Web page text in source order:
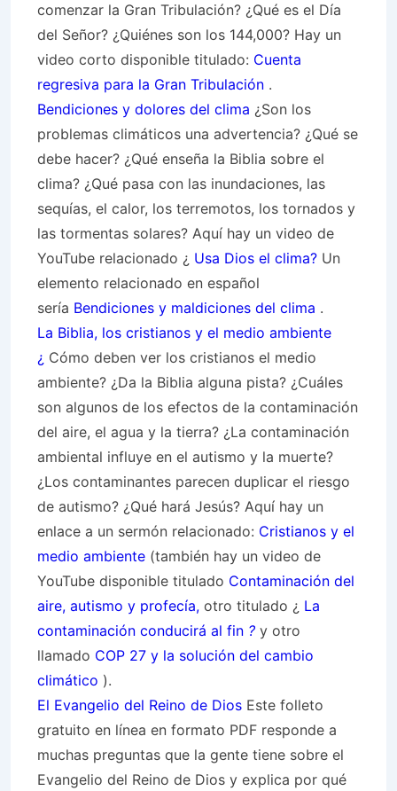
comenzar la Gran Tribulación? ¿Qué es el Día
del Señor? ¿Quiénes son los 144,000? Hay un
video corto disponible titulado: Cuenta
regresiva para la Gran Tribulación .
Bendiciones y dolores del clima ¿Son los
problemas climáticos una advertencia? ¿Qué se
debe hacer? ¿Qué enseña la Biblia sobre el
clima? ¿Qué pasa con las inundaciones, las
sequías, el calor, los terremotos, los tornados y
las tormentas solares? Aquí hay un video de
YouTube relacionado ¿ Usa Dios el clima? Un
elemento relacionado en español
sería Bendiciones y maldiciones del clima .
La Biblia, los cristianos y el medio ambiente
¿ Cómo deben ver los cristianos el medio
ambiente? ¿Da la Biblia alguna pista? ¿Cuáles
son algunos de los efectos de la contaminación
del aire, el agua y la tierra? ¿La contaminación
ambiental influye en el autismo y la muerte?
¿Los contaminantes parecen duplicar el riesgo
de autismo? ¿Qué hará Jesús? Aquí hay un
enlace a un sermón relacionado: Cristianos y el
medio ambiente (también hay un video de
YouTube disponible titulado Contaminación del
aire, autismo y profecía, otro titulado ¿ La
contaminación conducirá al fin ? y otro
llamado COP 27 y la solución del cambio
climático ).
El Evangelio del Reino de Dios Este folleto
gratuito en línea en formato PDF responde a
muchas preguntas que la gente tiene sobre el
Evangelio del Reino de Dios y explica por qué